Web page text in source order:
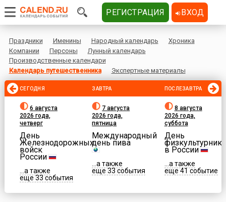
Праздники Именины Народный календарь
Хроника
Компании
Персоны
Лунный календарь
Производственные календари
Календарь путешественника
Экспертные материалы
СЕГОДНЯ
6 августа
2026 года,
четверг
День
Железнодорожных
войск
России
...а также
еще 33 события
ЗАВТРА
7 августа
2026 года,
пятница
Международный
день пива
...а также
еще 33 события
ПОСЛЕЗАВТРА
8 августа
2026 года,
суббота
День
физкультурника
в России
...а также
еще 41 событие
РЕГИСТРАЦИЯ ВХОД